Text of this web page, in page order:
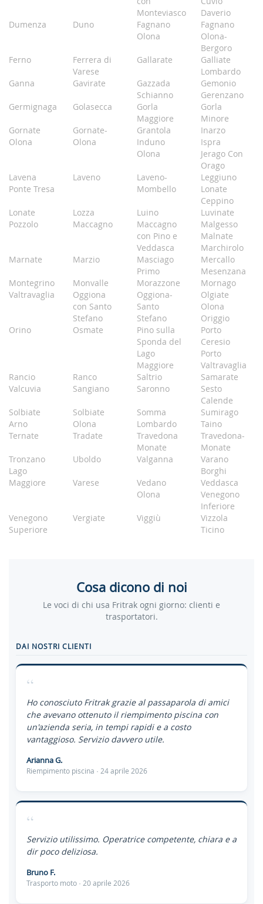
Monteviasco
Daverio
Dumenza
Duno
Fagnano
Olona
Fagnano
Olona-
Bergoro
Ferno
Ferrera di
Varese
Gallarate
Galliate
Lombardo
Ganna
Gavirate
Gazzada
Schianno
Gemonio
Gerenzano
Germignaga
Golasecca
Gorla
Maggiore
Gorla
Minore
Gornate
Olona
Gornate-
Olona
Grantola
Inarzo
Induno
Olona
Ispra
Jerago Con
Orago
Lavena
Ponte Tresa
Laveno
Laveno-
Mombello
Leggiuno
Lonate
Ceppino
Lonate
Pozzolo
Lozza Luino
Luvinate
Maccagno
Maccagno
con Pino e
Veddasca
Malgesso
Malnate
Marchirolo
Marnate
Marzio
Masciago
Primo
Mercallo
Mesenzana
Montegrino
Valtravaglia
Monvalle Morazzone
Mornago
Oggiona
con Santo
Stefano
Oggiona-
Santo
Stefano
Olgiate
Olona
Origgio
Orino
Osmate
Pino sulla
Sponda del
Lago
Maggiore
Porto
Ceresio
Porto
Valtravaglia
Rancio
Valcuvia
Ranco Saltrio
Samarate
Sangiano
Saronno
Sesto
Calende
Solbiate
Arno
Solbiate
Olona
Somma
Lombardo
Sumirago
Taino
Ternate
Tradate
Travedona
Monate
Travedona-
Monate
Tronzano
Lago
Maggiore
Uboldo Valganna
Varano
Borghi
Varese
Vedano
Olona
Veddasca
Venegono
Inferiore
Venegono
Superiore
Vergiate Viggiù
Vizzola
Ticino
Cosa dicono di noi
Le voci di chi usa Fritrak ogni giorno: clienti e
trasportatori.
DAI NOSTRI CLIENTI
“
Ho conosciuto Fritrak grazie al passaparola di amici
che avevano ottenuto il riempimento piscina con
un'azienda seria, in tempi rapidi e a costo
vantaggioso. Servizio davvero utile.
Arianna G.
Riempimento piscina · 24 aprile 2026
“
Servizio utilissimo. Operatrice competente, chiara e a
dir poco deliziosa.
Bruno F.
Trasporto moto · 20 aprile 2026